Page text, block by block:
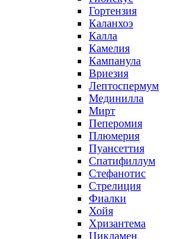
Гортензия
Каланхоэ
Калла
Камелия
Кампанула
Вриезия
Лептоспермум
Мединилла
Мирт
Пеперомия
Плюмерия
Пуансеттия
Спатифиллум
Стефанотис
Стрелиция
Фиалки
Хойя
Хризантема
Цикламен